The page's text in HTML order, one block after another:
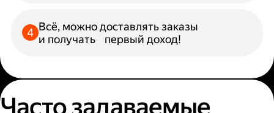
Всё, можно доставлять заказы
и получать первый доход!